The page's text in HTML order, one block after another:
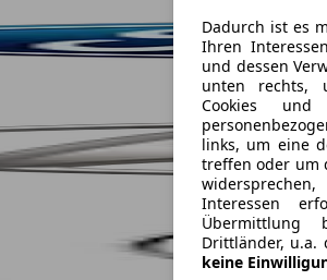
Dadurch ist es
Ihren
und dessen
unten rechts,
Cookies und
links, um eine
treffen oder um
Interessen
Übermittlung
Drittländer, u.a.
keine